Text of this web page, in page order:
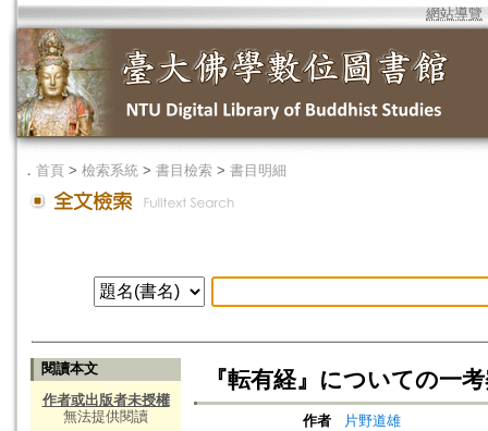
網站導覽
． 首頁 > 檢索系統 > 書目檢索 > 書目明細
閱讀本文
作者或出版者未授權
無法提供閱讀
『転有経』についての一
作者
片野道雄